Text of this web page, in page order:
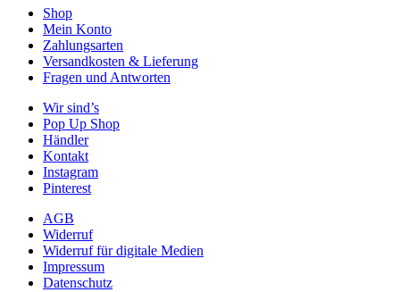
Shop
Mein Konto
Zahlungsarten
Versandkosten & Lieferung
Fragen und Antworten
Wir sind’s
Pop Up Shop
Händler
Kontakt
Instagram
Pinterest
AGB
Widerruf
Widerruf für digitale Medien
Impressum
Datenschutz